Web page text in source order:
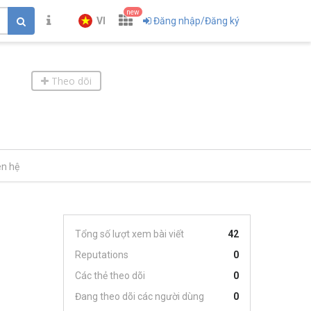
VI
new
Đăng nhập/Đăng ký
Theo dõi
hệ
Tổng số lượt xem bài viết
42
Reputations
0
Các thẻ theo dõi
0
Đang theo dõi các người dùng
0